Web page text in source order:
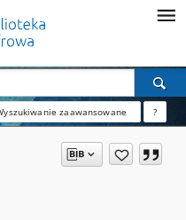
zaawansowane ?